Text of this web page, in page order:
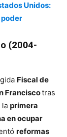
Unidos:
(2004-
Fiscal de
Franciscotras
la primera
en ocupar
reformas